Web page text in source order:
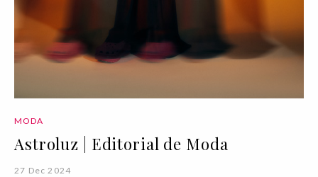
MODA
Astroluz | Editorial de Moda
27 Dec 2024